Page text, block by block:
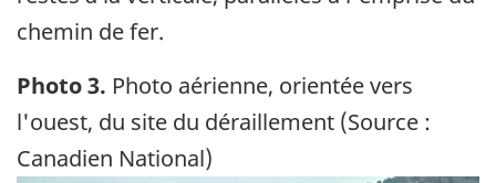
chemin de fer.
Photo 3. Photo aérienne, orientée vers
l'ouest, du site du déraillement (Source :
Canadien National)